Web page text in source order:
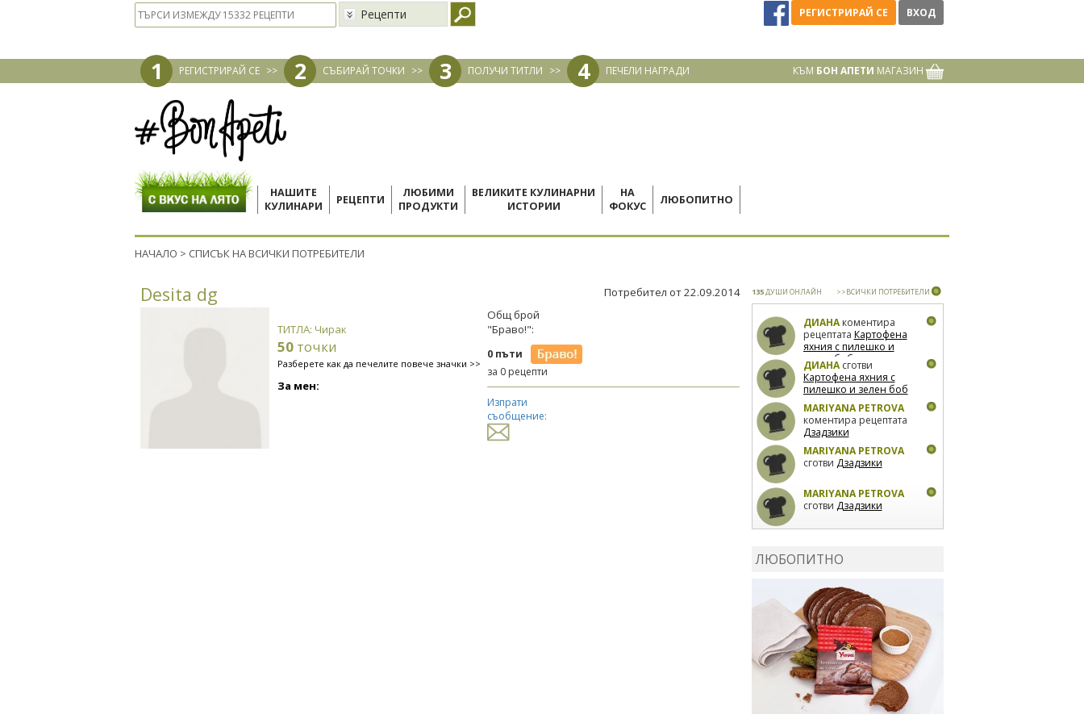
Рецепти РЕГИСТРИРАЙ СЕ ВХОД
1 РЕГИСТРИРАЙ СЕ >> 2 СЪБИРАЙ ТОЧКИ >> 3 ПОЛУЧИ ТИТЛИ >> 4 ПЕЧЕЛИ НАГРАДИ КЪМ БОН АПЕТИ МАГАЗИН
НАШИТЕ
КУЛИНАРИ
РЕЦЕПТИ
ЛЮБИМИ
ПРОДУКТИ
ВЕЛИКИТЕ КУЛИНАРНИ
ИСТОРИИ
НА
ФОКУС
ЛЮБОПИТНО
НАЧАЛО > СПИСЪК НА ВСИЧКИ ПОТРЕБИТЕЛИ
Desita dg Потребител от 22.09.2014
ТИТЛА: Чирак
50 точки
Разберете как да печелите повече значки >>
За мен:
Общ брой
"Браво!":
0 пъти
за 0 рецепти
Изпрати
съобщение:
135ДУШИ ОНЛАЙН >>ВСИЧКИ ПОТРЕБИТЕЛИ
ДИАНАкоментира
рецептата Картофена
яхния с пилешко и
зелен боб
ДИАНАсготви
Картофена яхния с
пилешко и зелен боб
MARIYANA PETROVA
коментира рецептата
Дзадзики
MARIYANA PETROVA
сготви Дзадзики
MARIYANA PETROVA
сготви Дзадзики
фурна
рецептатаСвински
ребра с печени
картофи
ЛЮБОПИТНО